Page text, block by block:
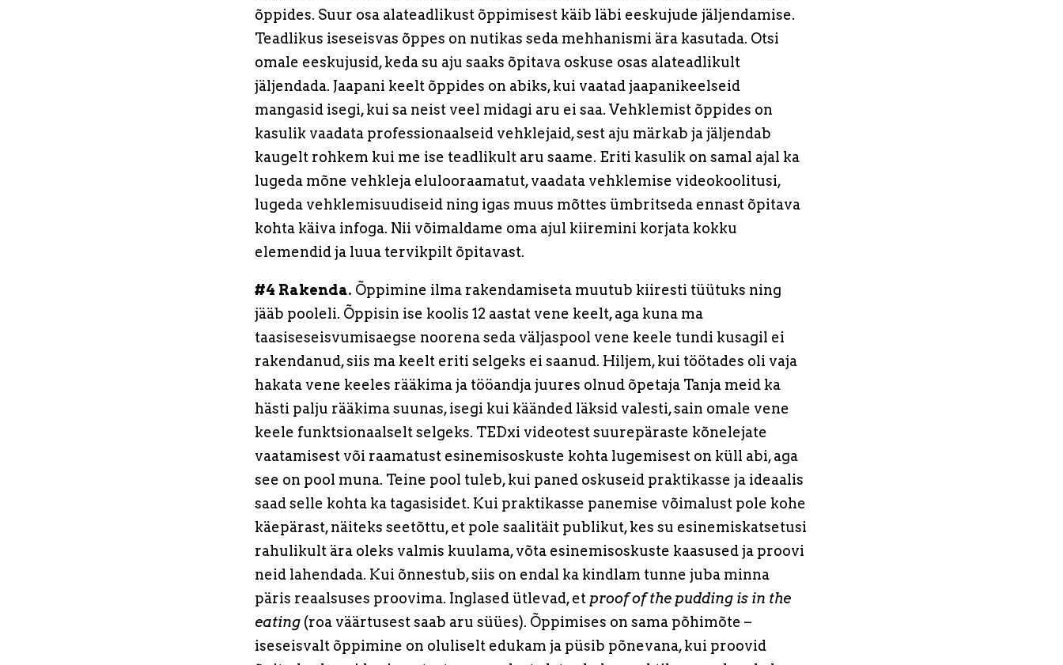
õppides. Suur osa alateadlikust õppimisest käib läbi eeskujude jäljendamise.
Teadlikus iseseisvas õppes on nutikas seda mehhanismi ära kasutada. Otsi
omale eeskujusid, keda su aju saaks õpitava oskuse osas alateadlikult
jäljendada. Jaapani keelt õppides on abiks, kui vaatad jaapanikeelseid
mangasid isegi, kui sa neist veel midagi aru ei saa. Vehklemist õppides on
kasulik vaadata professionaalseid vehklejaid, sest aju märkab ja jäljendab
kaugelt rohkem kui me ise teadlikult aru saame. Eriti kasulik on samal ajal ka
lugeda mõne vehkleja elulooraamatut, vaadata vehklemise videokoolitusi,
lugeda vehklemisuudiseid ning igas muus mõttes ümbritseda ennast õpitava
kohta käiva infoga. Nii võimaldame oma ajul kiiremini korjata kokku
elemendid ja luua tervikpilt õpitavast.
#4 Rakenda. Õppimine ilma rakendamiseta muutub kiiresti tüütuks ning
jääb pooleli. Õppisin ise koolis 12 aastat vene keelt, aga kuna ma
taasiseseisvumisaegse noorena seda väljaspool vene keele tundi kusagil ei
rakendanud, siis ma keelt eriti selgeks ei saanud. Hiljem, kui töötades oli vaja
hakata vene keeles rääkima ja tööandja juures olnud õpetaja Tanja meid ka
hästi palju rääkima suunas, isegi kui käänded läksid valesti, sain omale vene
keele funktsionaalselt selgeks. TEDxi videotest suurepäraste kõnelejate
vaatamisest või raamatust esinemisoskuste kohta lugemisest on küll abi, aga
see on pool muna. Teine pool tuleb, kui paned oskuseid praktikasse ja ideaalis
saad selle kohta ka tagasisidet. Kui praktikasse panemise võimalust pole kohe
käepärast, näiteks seetõttu, et pole saalitäit publikut, kes su esinemiskatsetusi
rahulikult ära oleks valmis kuulama, võta esinemisoskuste kaasused ja proovi
neid lahendada. Kui õnnestub, siis on endal ka kindlam tunne juba minna
päris reaalsuses proovima. Inglased ütlevad, et proof of the pudding is in the
eating (roa väärtusest saab aru süües). Õppimises on sama põhimõte –
iseseisvalt õppimine on oluliselt edukam ja püsib põnevana, kui proovid